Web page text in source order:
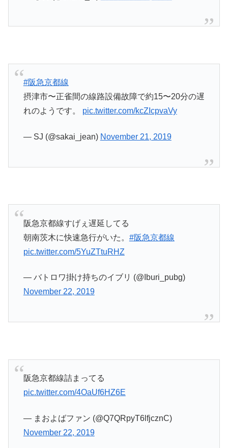
#阪急京都線
摂津市〜正雀間の線路設備故障で約15〜20分の遅
れのようです。 pic.twitter.com/kcZIcpvaVy
— SJ (@sakai_jean) November 21, 2019
阪急京都線すげぇ遅延してる
朝南茨木に快速急行がいた。 #阪急京都線
pic.twitter.com/5YuZTtuRHZ
— バトロワ掛け持ちのイブリ (@Iburi_pubg)
November 22, 2019
阪急京都線詰まってる
pic.twitter.com/4OaUf6HZ6E
— まおよばファン (@Q7QRpyT6lfjcznC)
November 22, 2019